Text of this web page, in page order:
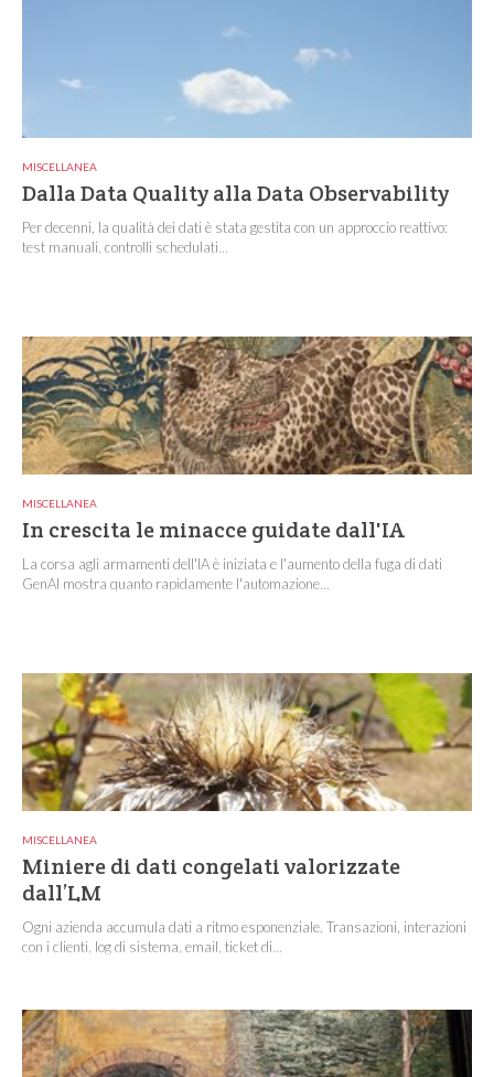
MISCELLANEA
Dalla Data Quality alla Data Observability
Per decenni, la qualità dei dati è stata gestita con un approccio reattivo:
test manuali, controlli schedulati...
MISCELLANEA
In crescita le minacce guidate dall'IA
La corsa agli armamenti dell'IA è iniziata e l'aumento della fuga di dati
GenAI mostra quanto rapidamente l'automazione...
MISCELLANEA
Miniere di dati congelati valorizzate
dall’LM
Ogni azienda accumula dati a ritmo esponenziale. Transazioni, interazioni
con i clienti, log di sistema, email, ticket di...